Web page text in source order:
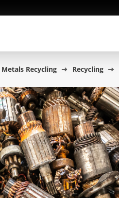
Metals Recycling Recycling